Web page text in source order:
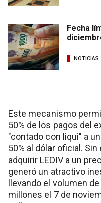
Fecha
NOTICIAS
Este mecanismo
50% de los pagos del
"contado con liqui" a
50% al dólar oficial.
adquirir LEDIV a un
generó un atractivo
llevando el volumen
millones el 7 de